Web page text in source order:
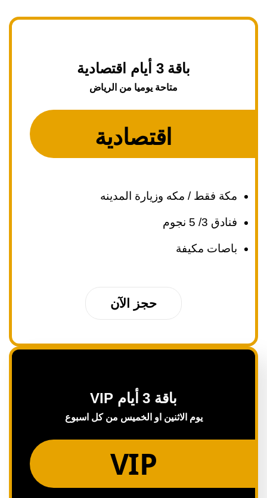
باقة 3 أيام اقتصادية
متاحة يوميا من الرياض
اقتصادية
مكة فقط / مكه وزيارة المدينه
فنادق 3/ 5 نجوم
باصات مكيفة
حجز الآن
باقة 3 أيام VIP
يوم الاثنين او الخميس من كل اسبوع
VIP